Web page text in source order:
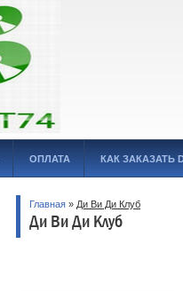
ОПЛАТА КАК ЗАКАЗАТЬ
Главная » Ди Ви Ди Клуб
Ди Ви Ди Клуб